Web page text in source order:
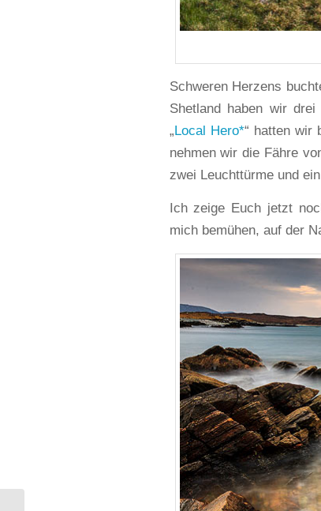
Schweren Herzens
Shetland haben wir
„Local Hero “ hatten wir
nehmen wir die Fähre
zwei Leuchttürme und
Ich zeige Euch jetzt
mich bemühen, auf der